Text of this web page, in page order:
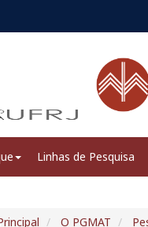
Linhas de Pesquisa
O PGMAT